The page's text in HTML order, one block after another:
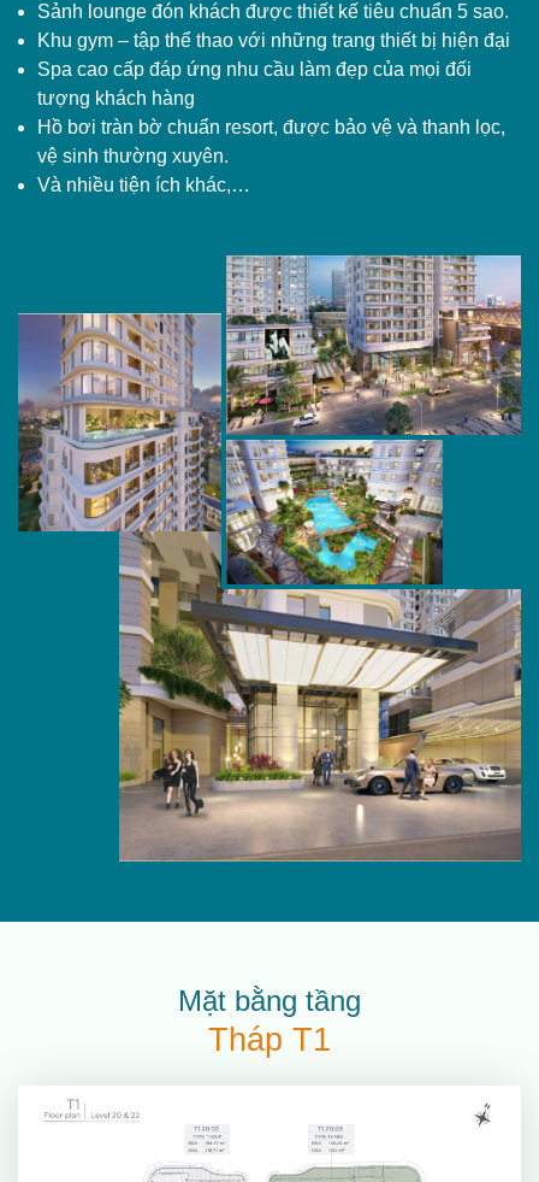
Sảnh lounge đón khách được thiết kế tiêu chuẩn 5 sao.
Khu gym – tập thể thao với những trang thiết bị hiện đại
Spa cao cấp đáp ứng nhu cầu làm đẹp của mọi đối
tượng khách hàng
Hồ bơi tràn bờ chuẩn resort, được bảo vệ và thanh lọc,
vệ sinh thường xuyên.
Và nhiều tiện ích khác,…
Mặt bằng tầng
Tháp T1